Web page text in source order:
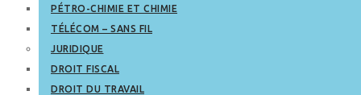
PÉTRO-CHIMIE ET CHIMIE
TÉLÉCOM – SANS FIL
JURIDIQUE
DROIT FISCAL
DROIT DU TRAVAIL